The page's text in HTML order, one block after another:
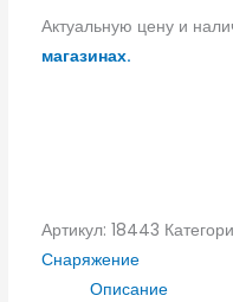
Актуальную цену и
магазинах.
Артикул: 18443
Снаряжение
Описание